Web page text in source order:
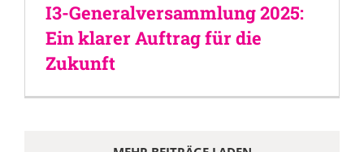
I3-Generalversammlung 2025:
Ein klarer Auftrag für die
Zukunft